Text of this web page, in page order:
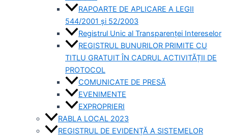
RAPOARTE DE APLICARE A LEGII
544/2001 și 52/2003
Registrul Unic al Transparenței Intereselor
REGISTRUL BUNURILOR PRIMITE CU
TITLU GRATUIT ÎN CADRUL ACTIVITĂȚII DE
PROTOCOL
COMUNICATE DE PRESĂ
EVENIMENTE
EXPROPRIERI
RABLA LOCAL 2023
REGISTRUL DE EVIDENȚĂ A SISTEMELOR